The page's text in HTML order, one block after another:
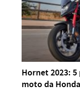
Hornet 2023:
moto da